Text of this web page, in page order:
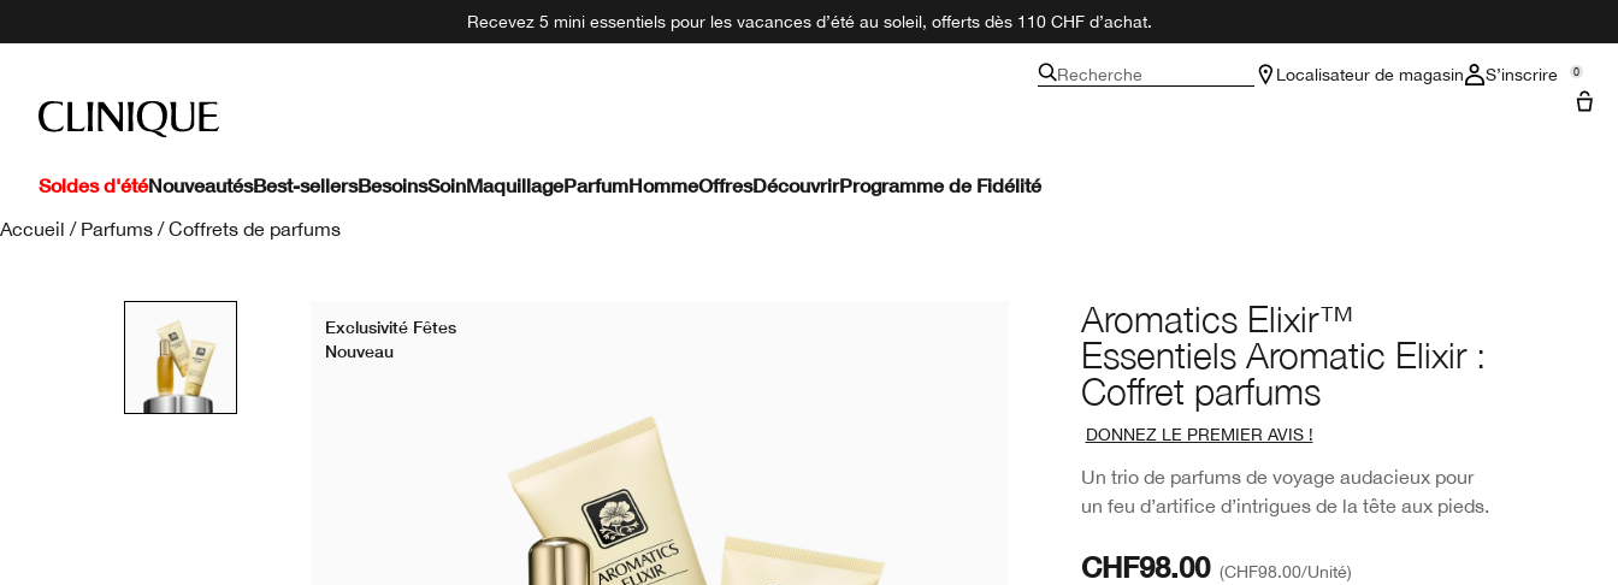
Recevez 5 mini essentiels pour les vacances d’été au soleil, offerts dès 110 CHF d’achat.
Recherche Localisateur de magasin S’inscrire 0
Soldes d'étéNouveautésBest-sellersBesoinsSoinMaquillageParfumHommeOffresDécouvrirProgramme de Fidélité
Accueil / Parfums / Coffrets de parfums
Aromatics Elixir™
Essentiels Aromatic Elixir :
Coffret parfums
DONNEZ LE PREMIER AVIS !
Un trio de parfums de voyage audacieux pour
un feu d’artifice d’intrigues de la tête aux pieds.
Exclusivité Fêtes
Nouveau
CHF98.00 CHF98.00/Unité